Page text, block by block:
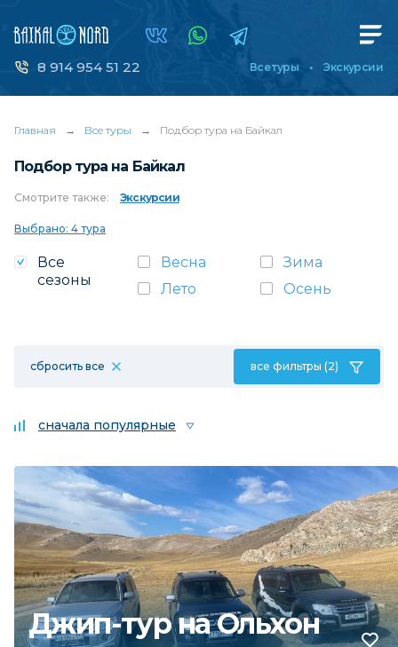
8 914 954 51 22 Все туры Экскурсии
Главная → Все туры → Подбор тура на Байкал
Подбор тура на Байкал
Смотрите также: Экскурсии
Выбрано: 4 тура
Все
сезоны
Весна
Зима
Лето
Осень
сбросить все все фильтры (2)
сначала популярные
Джип-тур на Ольхон